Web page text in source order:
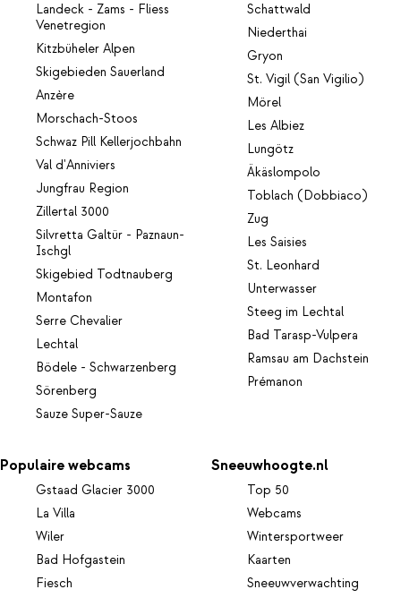
Landeck - Zams - Fliess
Venetregion
Kitzbüheler Alpen
Skigebieden Sauerland
Anzère
Morschach-Stoos
Schwaz Pill Kellerjochbahn
Val d'Anniviers
Jungfrau Region
Zillertal 3000
Silvretta Galtür - Paznaun-
Ischgl
Skigebied Todtnauberg
Montafon
Serre Chevalier
Lechtal
Bödele - Schwarzenberg
Sörenberg
Sauze Super-Sauze
Schattwald
Niederthai
Gryon
St. Vigil (San Vigilio)
Mörel
Les Albiez
Lungötz
Äkäslompolo
Toblach (Dobbiaco)
Zug
Les Saisies
St. Leonhard
Unterwasser
Steeg im Lechtal
Bad Tarasp-Vulpera
Ramsau am Dachstein
Prémanon
Populaire webcams
Gstaad Glacier 3000
La Villa
Wiler
Bad Hofgastein
Fiesch
Sneeuwhoogte.nl
Top 50
Webcams
Wintersportweer
Kaarten
Sneeuwverwachting